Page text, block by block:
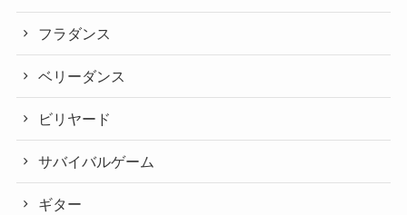
フラダンス
ベリーダンス
ビリヤード
サバイバルゲーム
ギター